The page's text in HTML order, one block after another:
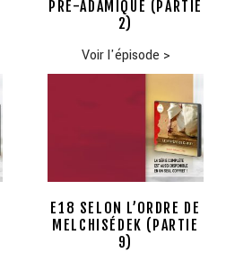
PRÉ-ADAMIQUE (PARTIE
2)
Voir l'épisode >
E18 SELON L’ORDRE DE
MELCHISÉDEK (PARTIE
9)